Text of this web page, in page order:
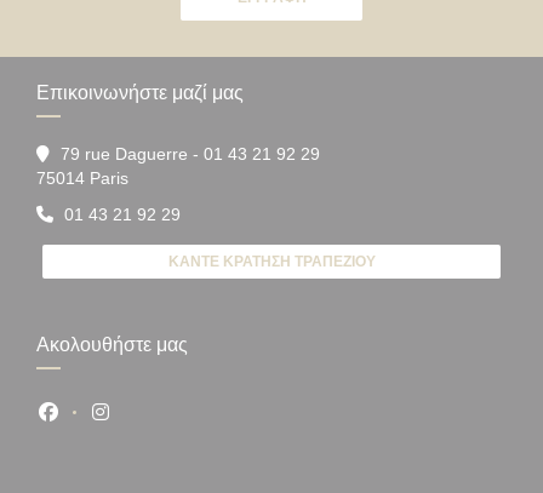
Επικοινωνήστε μαζί μας
79 rue Daguerre - 01 43 21 92 29
75014 Paris((ανοίγει σε νέο παράθυρο))
01 43 21 92 29
ΚΆΝΤΕ ΚΡΆΤΗΣΗ ΤΡΑΠΕΖΙΟΎ
Ακολουθήστε μας
Facebook ((ανοίγει σε νέο παράθυρο))
Instagram ((ανοίγει σε νέο παράθυρο))